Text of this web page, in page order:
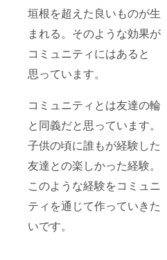
垣根を超えた良いものが生
まれる。そのような効果が
コミュニティにはあると
思っています。
コミュニティとは友達の輪
と同義だと思っています。
子供の頃に誰もが経験した
友達との楽しかった経験。
このような経験をコミュニ
ティを通じて作っていきた
いです。